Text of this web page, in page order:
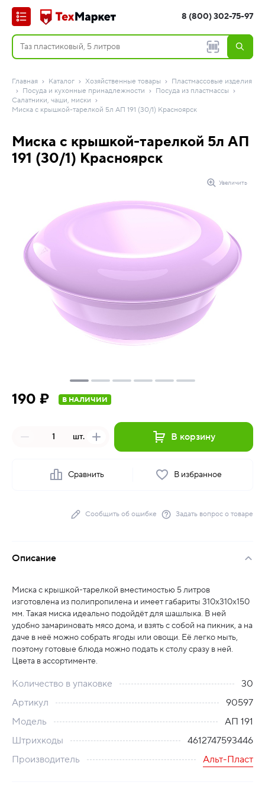
8 (800) 302-75-97
Главная Каталог Хозяйственные товары
Пластмассовые изделия
Посуда и кухонные принадлежности
Посуда из пластмассы
Салатники, чаши, миски
Миска с крышкой-тарелкой 5л АП 191 (30/1) Красноярск
Миска с крышкой-тарелкой 5л АП
191 (30/1) Красноярск
Увеличить
190 ₽ В НАЛИЧИИ
шт. В корзину
Сравнить В избранное
Сообщить об ошибке Задать вопрос о товаре
Описание
Миска с крышкой-тарелкой вместимостью 5 литров
изготовлена из полипропилена и имеет габариты 310х310х150
мм. Такая миска идеально подойдёт для шашлыка. В ней
удобно замариновать мясо дома, и взять с собой на пикник, а на
даче в неё можно собрать ягоды или овощи. Её легко мыть,
поэтому готовые блюда можно подать к столу сразу в ней.
Цвета в ассортименте.
Количество в упаковке
30
Артикул
90597
Модель
АП 191
Штрихкоды
4612747593446
Производитель
Альт-Пласт